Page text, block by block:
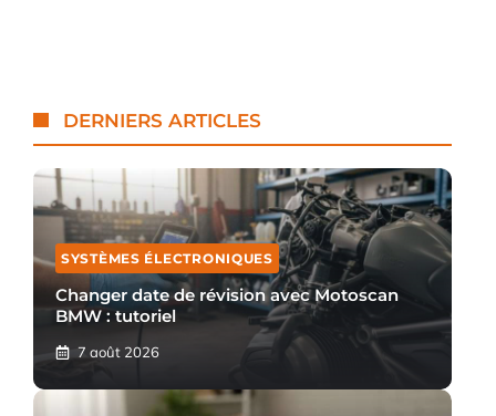
DERNIERS ARTICLES
SYSTÈMES ÉLECTRONIQUES
Changer date de révision avec Motoscan
BMW : tutoriel
7 août 2026